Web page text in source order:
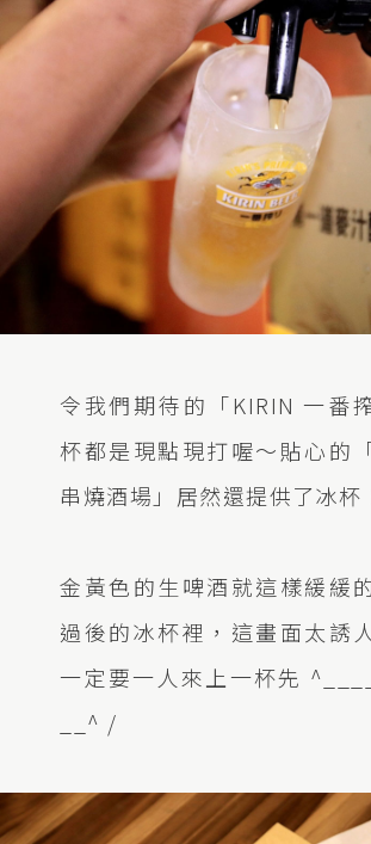
令我們期待的「KIRIN 一番
杯都是現點現打喔～貼心的
串燒酒場」居然還提供了冰杯
金黃色的生啤酒就這樣緩緩
過後的冰杯裡，這畫面太誘
一定要一人來上一杯先
__^ /